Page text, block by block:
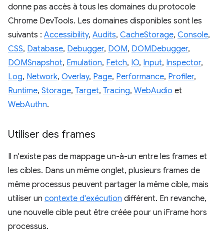
donne pas accès à tous les domaines du protocole
Chrome DevTools. Les domaines disponibles sont les
suivants : Accessibility, Audits, CacheStorage, Console,
CSS, Database, Debugger, DOM, DOMDebugger,
DOMSnapshot, Emulation, Fetch, IO, Input, Inspector,
Log, Network, Overlay, Page, Performance, Profiler,
Runtime, Storage, Target, Tracing, WebAudio et
WebAuthn.
Utiliser des frames
Il n'existe pas de mappage un-à-un entre les frames et
les cibles. Dans un même onglet, plusieurs frames de
même processus peuvent partager la même cible, mais
utiliser un contexte d'exécution différent. En revanche,
une nouvelle cible peut être créée pour un iFrame hors
processus.